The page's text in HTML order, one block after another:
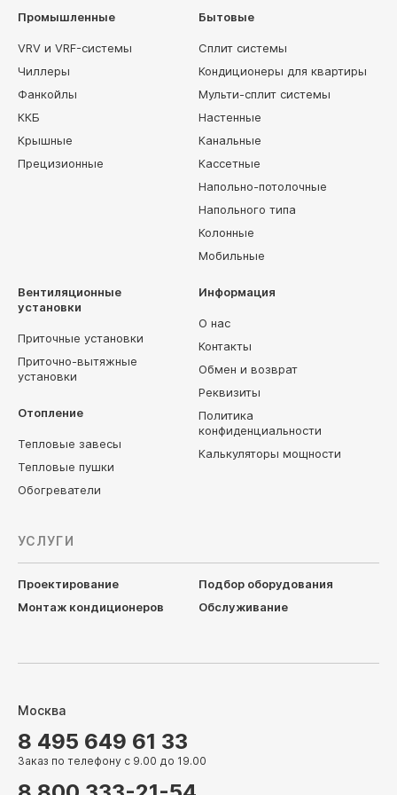
Промышленные
VRV и VRF-системы
Чиллеры
Фанкойлы
ККБ
Крышные
Прецизионные
Бытовые
Сплит системы
Кондиционеры для квартиры
Мульти-сплит системы
Настенные
Канальные
Кассетные
Напольно-потолочные
Напольного типа
Колонные
Мобильные
Вентиляционные
установки
Приточные установки
Приточно-вытяжные
установки
Отопление
Тепловые завесы
Тепловые пушки
Обогреватели
Информация
О нас
Контакты
Обмен и возврат
Реквизиты
Политика
конфиденциальности
Калькуляторы мощности
УСЛУГИ
Проектирование
Подбор оборудования
Монтаж кондиционеров
Обслуживание
Москва
8 495 649 61 33
Заказ по телефону с 9.00 до 19.00